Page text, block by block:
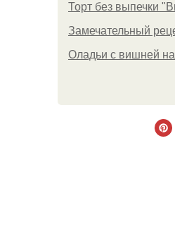
Торт без выпечки
Замечательный
Оладьи с вишней